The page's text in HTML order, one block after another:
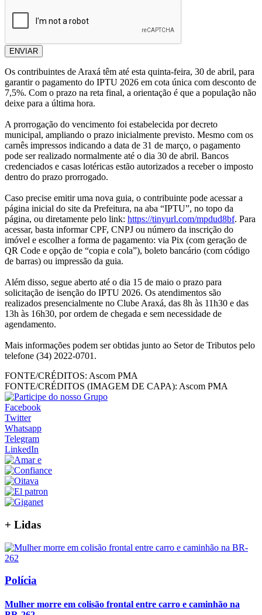
ENVIAR
Os contribuintes de Araxá têm até esta quinta-feira, 30 de abril, para
garantir o pagamento do IPTU 2026 em cota única com desconto de
7,5%. Com o prazo na reta final, a orientação é que a população não
deixe para a última hora.
A prorrogação do vencimento foi estabelecida por decreto
municipal, ampliando o prazo inicialmente previsto. Mesmo com os
carnês impressos indicando a data de 31 de março, o pagamento
pode ser realizado normalmente até o dia 30 de abril. Bancos
credenciados e casas lotéricas estão autorizados a receber o imposto
dentro do prazo prorrogado.
Caso precise emitir uma nova guia, o contribuinte pode acessar a
página inicial do site da Prefeitura, na aba “IPTU”, no topo da
página, ou diretamente pelo link: https://tinyurl.com/mpdud8bf. Para
acessar, basta informar CPF, CNPJ ou número da inscrição do
imóvel e escolher a forma de pagamento: via Pix (com geração de
QR Code e opção de “copia e cola”), boleto bancário (com código
de barras) ou impressão da guia.
Além disso, segue aberto até o dia 15 de maio o prazo para
solicitação de isenção do IPTU 2026. Os atendimentos são
realizados presencialmente no Clube Araxá, das 8h às 11h30 e das
13h às 16h30, por ordem de chegada e sem necessidade de
agendamento.
Mais informações podem ser obtidas junto ao Setor de Tributos pelo
telefone (34) 2022-0701.
FONTE/CRÉDITOS: Ascom PMA
FONTE/CRÉDITOS (IMAGEM DE CAPA): Ascom PMA
Facebook
Twitter
Whatsapp
Telegram
LinkedIn
+ Lidas
Polícia
Mulher morre em colisão frontal entre carro e caminhão na